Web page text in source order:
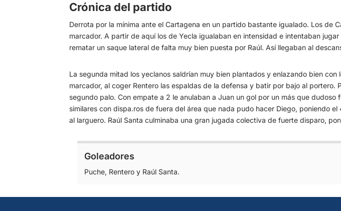
Crónica del partido
Derrota por la mínima ante el Cartagena en un partido bastante igualado. Los de
marcador. A partir de aquí los de Yecla igualaban en intensidad e intentaban
rematar un saque lateral de falta muy bien puesta por Raúl. Así llegaban al
La segunda mitad los yeclanos saldrían muy bien plantados y enlazando bien
marcador, al coger Rentero las espaldas de la defensa y batir por bajo al
segundo palo. Con empate a 2 le anulaban a Juan un gol por un más que
similares con dispa.ros de fuera del área que nada pudo hacer Diego, poniendo
al larguero. Raúl Santa culminaba una gran jugada colectiva de fuerte disparo,
Goleadores
Puche, Rentero y Raúl Santa.